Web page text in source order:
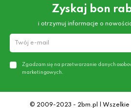
Zyskaj bon
i otrzymuj informacje o
Zgadzam się na przetwarzanie danych
marketingowych.
© 2009-2023 - 2bm.pl | Wszelkie